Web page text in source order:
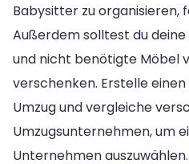
Babysitter zu organisieren,
Außerdem solltest du
und nicht benötigte Möbel
verschenken. Erstelle
Umzug und vergleiche
Umzugsunternehmen, um
Unternehmen